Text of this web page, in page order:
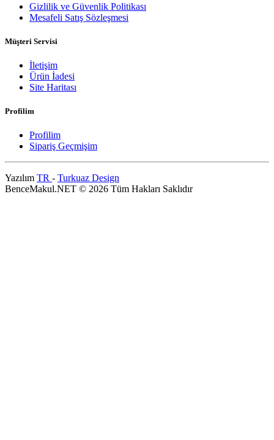
Gizlilik ve Güvenlik Politikası
Mesafeli Satış Sözleşmesi
Müşteri Servisi
İletişim
Ürün İadesi
Site Haritası
Profilim
Profilim
Sipariş Geçmişim
Yazılım TR - Turkuaz Design
BenceMakul.NET © 2026 Tüm Hakları Saklıdır